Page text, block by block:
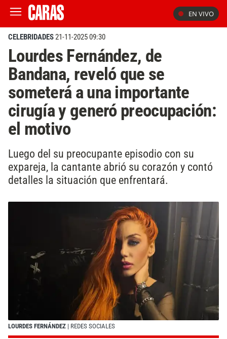
EN VIVO
CELEBRIDADES21-11-2025 09:30
Lourdes Fernández, de
Bandana, reveló que se
someterá a una importante
cirugía y generó preocupación:
el motivo
Luego del su preocupante episodio con su
expareja, la cantante abrió su corazón y contó
detalles la situación que enfrentará.
LOURDES FERNÁNDEZ | REDES SOCIALES